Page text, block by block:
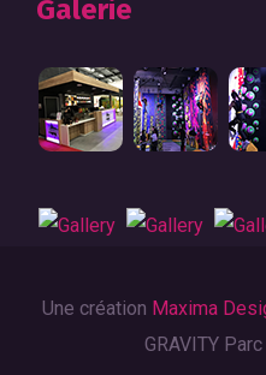
Galerie
Une création Maxima
GRAVITY